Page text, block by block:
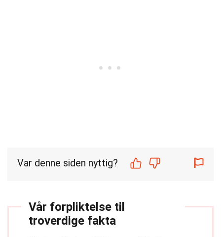
Var denne siden nyttig?
Vår forpliktelse til
troverdige fakta